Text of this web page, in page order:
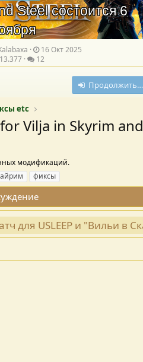
Steel состоится 6
16 Окт 2025
13.377
12
Продолжить…
etc
Vilja in Skyrim
модификаций.
фиксы
для USLEEP и "Вильи в